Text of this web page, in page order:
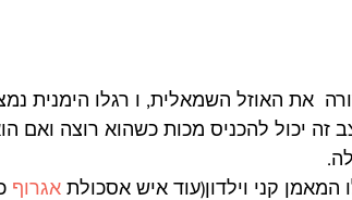
את האוזל השמאלית, ו רגלו הימנית
זה יכול להכניס מכות כשהוא רוצה ואם
קני וילדון(עוד איש אסכולת אגרוף